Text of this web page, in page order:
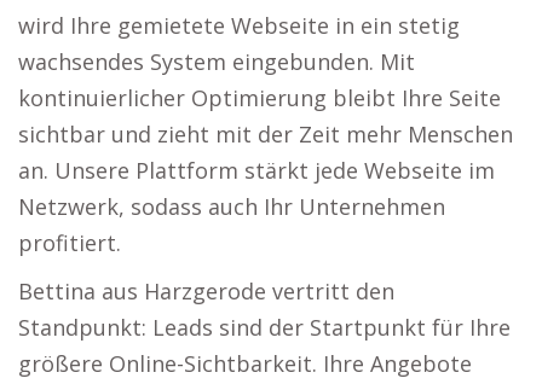
wird Ihre gemietete Webseite in ein stetig
wachsendes System eingebunden. Mit
kontinuierlicher Optimierung bleibt Ihre Seite
sichtbar und zieht mit der Zeit mehr Menschen
an. Unsere Plattform stärkt jede Webseite im
Netzwerk, sodass auch Ihr Unternehmen
profitiert.
Bettina aus Harzgerode vertritt den
Standpunkt: Leads sind der Startpunkt für Ihre
größere Online-Sichtbarkeit. Ihre Angebote